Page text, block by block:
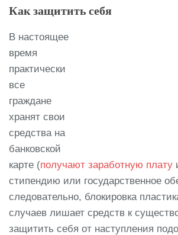
Как защитить себя
В настоящее
время
практически
все
граждане
хранят свои
средства на
банковской
карте (получают заработную плату
стипендию или государственное
следовательно, блокировка
случаев лишает средств к
защитить себя от наступления